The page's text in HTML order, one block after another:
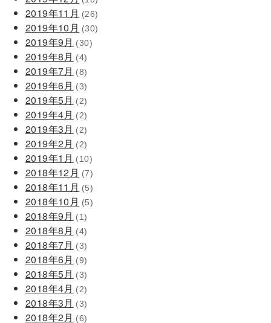
2019年11月 (26)
2019年10月 (30)
2019年9月 (30)
2019年8月 (4)
2019年7月 (8)
2019年6月 (3)
2019年5月 (2)
2019年4月 (2)
2019年3月 (2)
2019年2月 (2)
2019年1月 (10)
2018年12月 (7)
2018年11月 (5)
2018年10月 (5)
2018年9月 (1)
2018年8月 (4)
2018年7月 (3)
2018年6月 (9)
2018年5月 (3)
2018年4月 (2)
2018年3月 (3)
2018年2月 (6)